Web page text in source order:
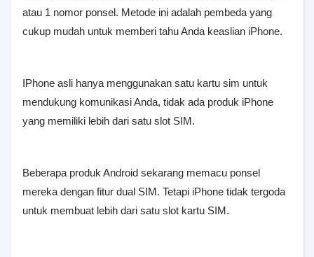
atau 1 nomor ponsel. Metode ini adalah pembeda yang
cukup mudah untuk memberi tahu Anda keaslian iPhone.
IPhone asli hanya menggunakan satu kartu sim untuk
mendukung komunikasi Anda, tidak ada produk iPhone
yang memiliki lebih dari satu slot SIM.
Beberapa produk Android sekarang memacu ponsel
mereka dengan fitur dual SIM. Tetapi iPhone tidak tergoda
untuk membuat lebih dari satu slot kartu SIM.